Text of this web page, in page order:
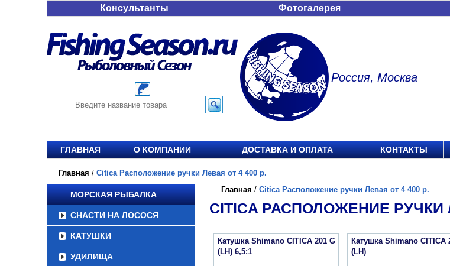
Консультанты Фотогалерея
Россия, Москва
ГЛАВНАЯ О КОМПАНИИ ДОСТАВКА И ОПЛАТА КОНТАКТЫ
Главная / Citica Расположение ручки Левая от 4 400 р.
МОРСКАЯ РЫБАЛКА
СНАСТИ НА ЛОСОСЯ
КАТУШКИ
УДИЛИЩА
Главная / Citica Расположение ручки Левая от 4 400 р.
CITICA РАСПОЛОЖЕНИЕ РУЧКИ
Катушка Shimano CITICA 201 G
(LH) 6,5:1
Катушка Shimano CITICA
(LH)